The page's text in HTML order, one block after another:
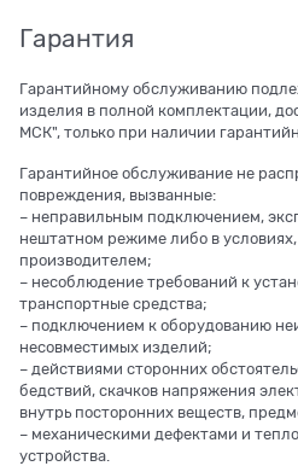
Гарантия
Гарантийному обслуживанию
изделия в полной комплектации,
МСК", только при наличии
Гарантийное обслуживание не
повреждения, вызванные:
– неправильным подключением,
нештатном режиме либо в
производителем;
– несоблюдение требований к
транспортные средства;
– подключением к оборудованию
несовместимых изделий;
– действиями сторонних
бедствий, скачков напряжения
внутрь посторонних веществ,
– механическими дефектами и
устройства.